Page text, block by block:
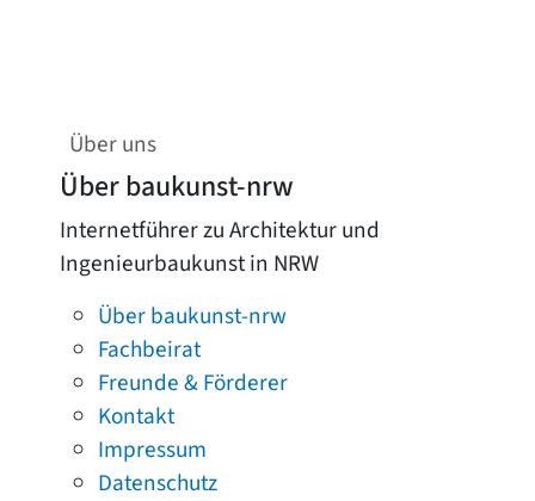
Über uns
Über baukunst-nrw
Internetführer zu Architektur und
Ingenieurbaukunst in NRW
Über baukunst-nrw
Fachbeirat
Freunde & Förderer
Kontakt
Impressum
Datenschutz